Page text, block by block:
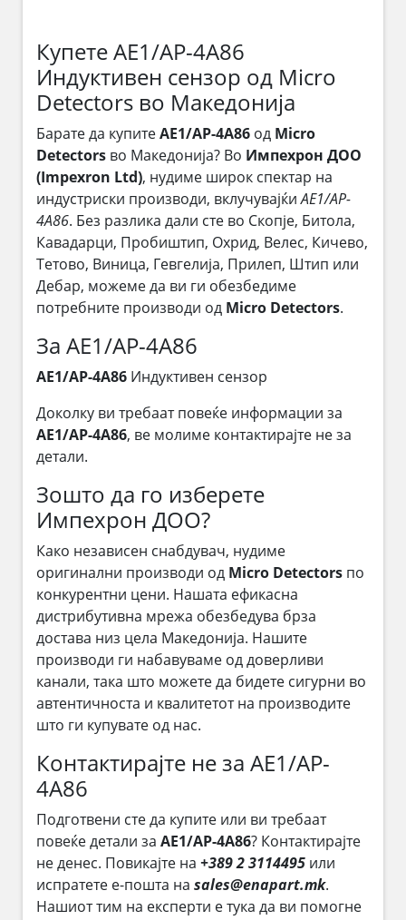
Купете AE1/AP-4A86
Индуктивен сензор од Micro
Detectors во Македонија
Барате да купитеAE1/AP-4A86 од Micro
Detectors во Македонија? Во Импехрон ДОО
(Impexron Ltd), нудиме широк спектар на
индустриски производи, вклучувајќиAE1/AP-
4A86. Без разлика дали сте во Скопје, Битола,
Кавадарци, Пробиштип, Охрид, Велес, Кичево,
Тетово, Виница, Гевгелија, Прилеп, Штип или
Дебар, можеме да ви ги обезбедиме
потребните производи од Micro Detectors.
За AE1/AP-4A86
AE1/AP-4A86 Индуктивен сензор
Доколку ви требаат повеќе информации за
AE1/AP-4A86, ве молиме контактирајте не за
детали.
Зошто да го изберете
Импехрон ДОО?
Како независен снабдувач, нудиме
оригинални производи од Micro Detectors по
конкурентни цени. Нашата ефикасна
дистрибутивна мрежа обезбедува брза
достава низ цела Македонија. Нашите
производи ги набавуваме од доверливи
канали, така што можете да бидете сигурни во
автентичноста и квалитетот на производите
што ги купувате од нас.
Контактирајте не за AE1/AP-
4A86
Подготвени сте да купите или ви требаат
повеќе детали за AE1/AP-4A86? Контактирајте
не денес. Повикајте на +389 2 3114495 или
испратете е-пошта на sales@enapart.mk.
Нашиот тим на експерти е тука да ви помогне